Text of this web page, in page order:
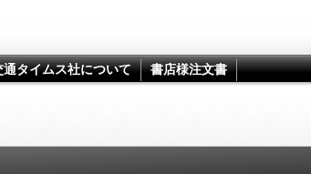
通タイムス社について 書店様注文書